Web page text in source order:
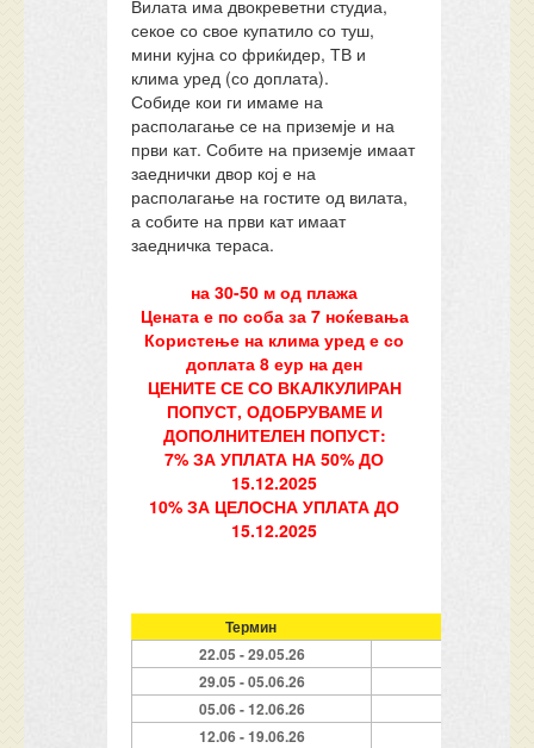
Вилата има двокреветни студиа,
секое со свое купатило со туш,
мини кујна со фриќидер, ТВ и
клима уред (со доплата).
Собиде кои ги имаме на
располагање се на приземје и на
први кат. Собите на приземје имаат
заеднички двор кој е на
располагање на гостите од вилата,
а собите на први кат имаат
заедничка тераса.
на 30-50 м од плажа
Цената е по соба за 7 ноќевања
Користење на клима уред е со
доплата 8 еур на ден
ЦЕНИТЕ СЕ СО ВКАЛКУЛИРАН
ПОПУСТ, ОДОБРУВАМЕ И
ДОПОЛНИТЕЛЕН ПОПУСТ:
7% ЗА УПЛАТА НА 50% ДО
15.12.2025
10% ЗА ЦЕЛОСНА УПЛАТА ДО
15.12.2025
Термин
22.05 - 29.05.26
29.05 - 05.06.26
05.06 - 12.06.26
12.06 - 19.06.26